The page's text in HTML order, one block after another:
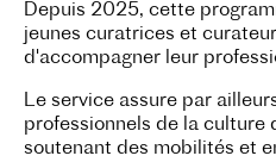
Depuis 2025, cette
jeunes curatrices et
d'accompagner leur
Le service assure par
professionnels de la culture
soutenant des mobilités et